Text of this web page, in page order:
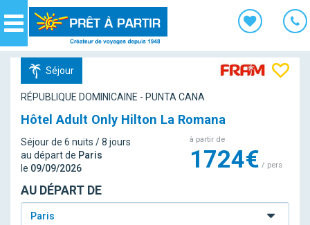
Navigation
Séjour
RÉPUBLIQUE DOMINICAINE - PUNTA CANA
Hôtel Adult Only Hilton La Romana
Séjour de 6 nuits / 8 jours
au départ de Paris
le 09/09/2026
à partir de
1724€ / pers
AU DÉPART DE
Paris
Panneau de gestion des cookies